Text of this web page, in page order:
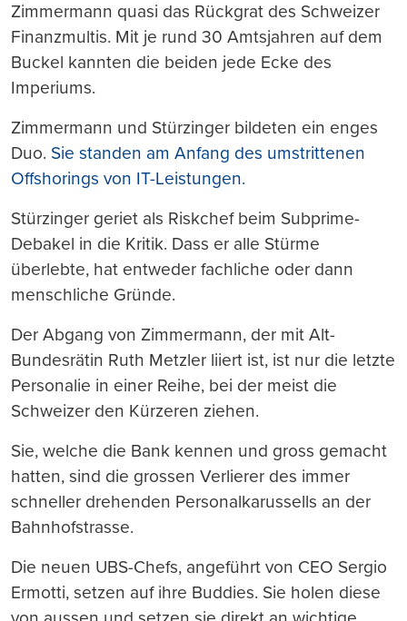
Zimmermann quasi das Rückgrat des Schweizer
Finanzmultis. Mit je rund 30 Amtsjahren auf dem
Buckel kannten die beiden jede Ecke des
Imperiums.
Zimmermann und Stürzinger bildeten ein enges
Duo. Sie standen am Anfang des umstrittenen
Offshorings von IT-Leistungen.
Stürzinger geriet als Riskchef beim Subprime-
Debakel in die Kritik. Dass er alle Stürme
überlebte, hat entweder fachliche oder dann
menschliche Gründe.
Der Abgang von Zimmermann, der mit Alt-
Bundesrätin Ruth Metzler liiert ist, ist nur die letzte
Personalie in einer Reihe, bei der meist die
Schweizer den Kürzeren ziehen.
Sie, welche die Bank kennen und gross gemacht
hatten, sind die grossen Verlierer des immer
schneller drehenden Personalkarussells an der
Bahnhofstrasse.
Die neuen UBS-Chefs, angeführt von CEO Sergio
Ermotti, setzen auf ihre Buddies. Sie holen diese